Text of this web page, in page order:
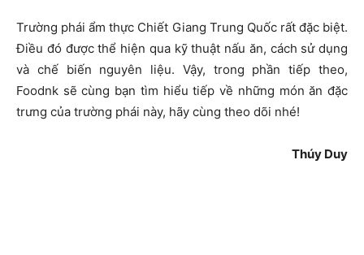
Trường phái ẩm thực Chiết Giang Trung Quốc rất đặc biệt.
Điều đó được thể hiện qua kỹ thuật nấu ăn, cách sử dụng
và chế biến nguyên liệu. Vậy, trong phần tiếp theo,
Foodnk sẽ cùng bạn tìm hiểu tiếp về những món ăn đặc
trưng của trường phái này, hãy cùng theo dõi nhé!
Thúy Duy